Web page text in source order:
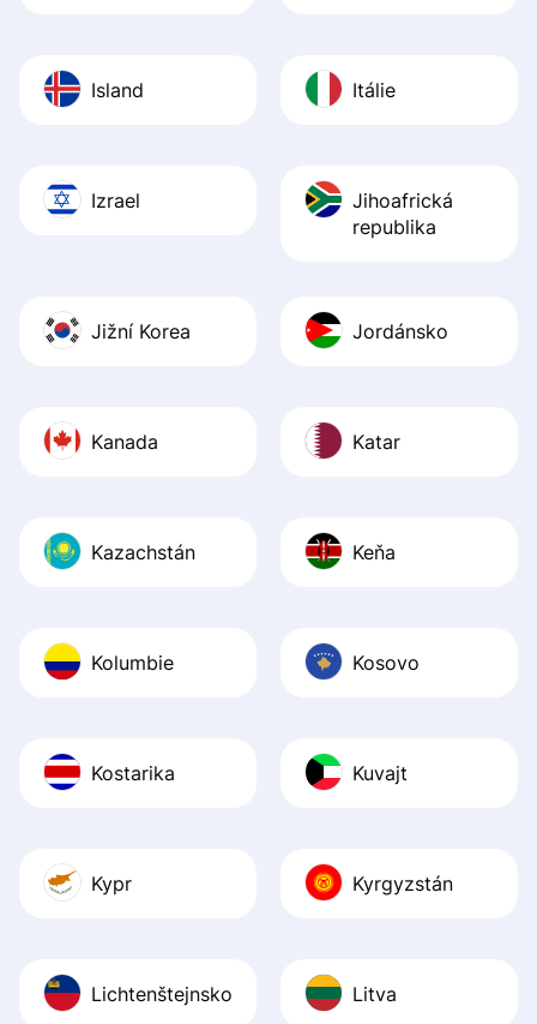
Island Itálie
Izrael
Jihoafrická
republika
Jižní Korea Jordánsko
Kanada Katar
Kazachstán Keňa
Kolumbie Kosovo
Kostarika Kuvajt
Kypr Kyrgyzstán
Lichtenštejnsko Litva